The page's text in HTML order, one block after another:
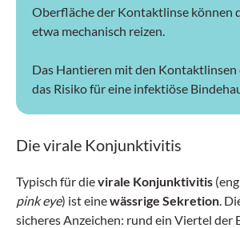
Oberfläche der Kontaktlinse können
etwa mechanisch reizen.
Das Hantieren mit den
das Risiko für eine infektiöse
Die virale Konjunktivitis
Typisch für dievirale Konjunktivitis
pink eye) ist einewässrige Sekretion .
sicheres Anzeichen: rund ein Viertel der